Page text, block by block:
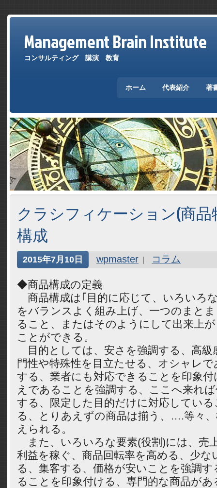
Management Brain Institute
コンサルティング 講演 教育
ホーム 代表紹介 著
クラシフィケーション(商品
構成
2015年7月10日 wpmaster コラム
◆商品構成の定義
商品構成は｢目的に応じて、いろいろ
をバランスよく組み上げ、一つのまと
ること、またはそのようにして出来上
ことができる。
目的としては、安さを強調する、高級
門性や特殊性を目立たせる、オシャレ
する、業者にも対応できることを印象
えであることを強調する、ここへ来れ
する、限定した目的だけに対応してい
る、とりあえずの商品は揃う、….等々
えられる。
また、いろいろな要素(役割)には、売
利益を稼ぐ、商品回転率を高める、少な
る、集客する、価格が安いことを強調
ることを印象付ける、専門的な商品が